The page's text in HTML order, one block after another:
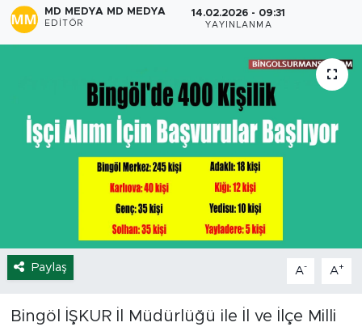
MD MEDYA MD MEDYA
EDITÖR
14.02.2026 - 09:31
YAYINLANMA
Paylaş A- A+
Bingöl İŞKUR İl Müdürlüğü ile İl ve İlçe Milli
Spor
Sağlık
Eğitim
Hava Durumu
Tavz Der
Bingöl Kaza Haberleri